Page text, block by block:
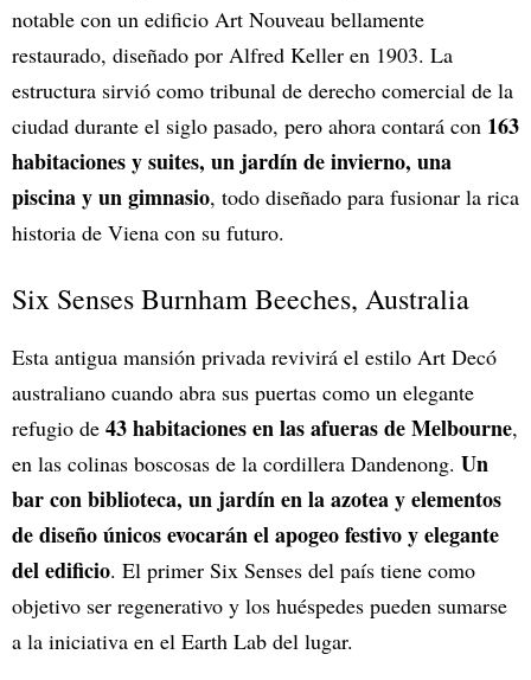
notable con un edificio Art Nouveau bellamente
restaurado, diseñado por Alfred Keller en 1903. La
estructura sirvió como tribunal de derecho comercial de la
ciudad durante el siglo pasado, pero ahora contará con 163
habitaciones y suites, un jardín de invierno, una
piscina y un gimnasio, todo diseñado para fusionar la rica
historia de Viena con su futuro.
Six Senses Burnham Beeches, Australia
Esta antigua mansión privada revivirá el estilo Art Decó
australiano cuando abra sus puertas como un elegante
refugio de 43 habitaciones en las afueras de Melbourne,
en las colinas boscosas de la cordillera Dandenong. Un
bar con biblioteca, un jardín en la azotea y elementos
de diseño únicos evocarán el apogeo festivo y elegante
del edificio. El primer Six Senses del país tiene como
objetivo ser regenerativo y los huéspedes pueden sumarse
a la iniciativa en el Earth Lab del lugar.